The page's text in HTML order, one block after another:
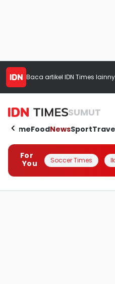
Baca artikel IDN Times
SUMUT
HomeFoodNewsSport
For
You
Soccer Times